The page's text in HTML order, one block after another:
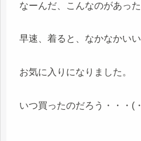
なーんだ、こんなのがあっ
早速、着ると、なかなかいい
お気に入りになりました。
いつ買ったのだろう・・・(